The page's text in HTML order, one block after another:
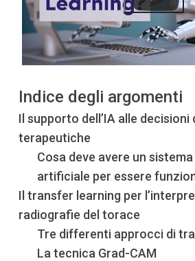
Indice degli argomenti
Il supporto dell’IA alle
terapeutiche
Cosa deve avere un
artificiale per essere
Il transfer learning per
radiografie del torace
Tre differenti approcci di
La tecnica Grad-CAM